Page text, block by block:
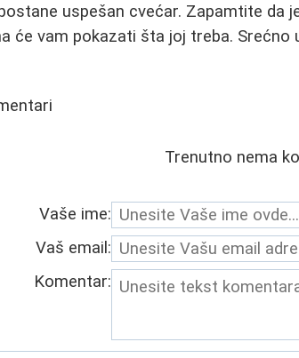
uspešan cvećar. Zapamtite da
će vam pokazati šta joj treba. Srećno
Trenutno nema
Vaše ime:
Vaš email:
Komentar: